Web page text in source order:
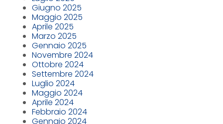
Giugno 2025
Maggio 2025
Aprile 2025
Marzo 2025
Gennaio 2025
Novembre 2024
Ottobre 2024
Settembre 2024
Luglio 2024
Maggio 2024
Aprile 2024
Febbraio 2024
Gennaio 2024